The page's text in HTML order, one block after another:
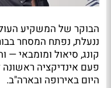
הבוקר של המשקיע
ננעלת, נפתח המסחר
קונג, סיאול ומומבאי
פעם אינדיקציה ראשונה
היום באירופה ובארה"ב.